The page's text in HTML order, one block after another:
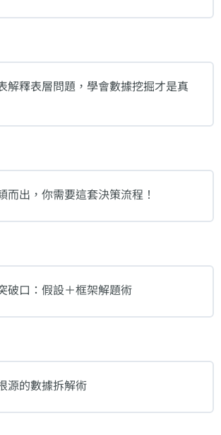
解釋表層問題，學會數據挖掘才是真
而出，你需要這套決策流程！
破口：假設＋框架解題術
源的數據拆解術